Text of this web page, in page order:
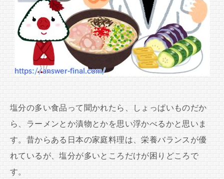
塩分の多い食品って聞かれたら、しょっぱいものだか
ら、ラーメンとか漬物とかを思い浮かべるかと思いま
す。昔からある日本の家庭料理は、栄養バランスが優
れているが、塩分が多いところだけが困りどころで
す。